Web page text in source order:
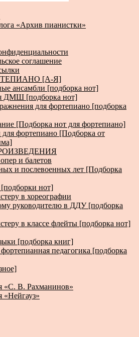
«Архив пианистки»
соглашение
[А-Я]
ансамбли [подборка нот]
ДМШ [подборка нот]
для фортепиано [подборка
[Подборка нот для фортепиано]
фортепиано [Подборка от
и балетов
и послевоенных лет [Подборка
нот]
в хореографии
руководителю в ДДУ [подборка
в классе флейты [подборка нот]
[подборка книг]
педагогика [подборка
«С. В. Рахманинов»
«Нейгауз»